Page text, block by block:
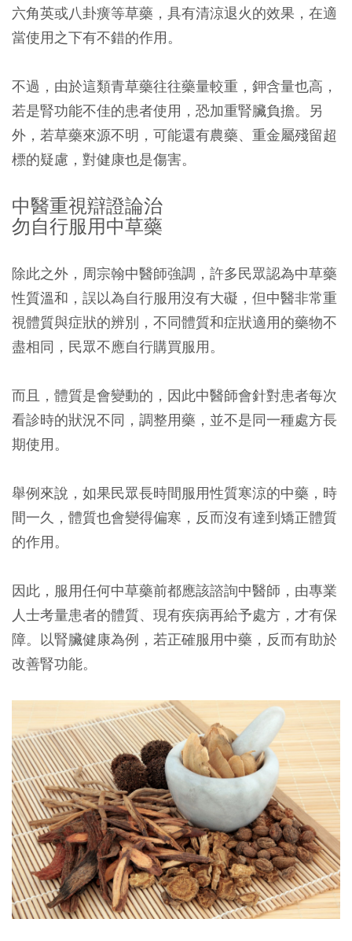
六角英或八卦癀等草藥，具有清涼退火的效果，在適
當使用之下有不錯的作用。
不過，由於這類青草藥往往藥量較重，鉀含量也高，
若是腎功能不佳的患者使用，恐加重腎臟負擔。另
外，若草藥來源不明，可能還有農藥、重金屬殘留超
標的疑慮，對健康也是傷害。
中醫重視辯證論治
勿自行服用中草藥
除此之外，周宗翰中醫師強調，許多民眾認為中草藥
性質溫和，誤以為自行服用沒有大礙，但中醫非常重
視體質與症狀的辨別，不同體質和症狀適用的藥物不
盡相同，民眾不應自行購買服用。
而且，體質是會變動的，因此中醫師會針對患者每次
看診時的狀況不同，調整用藥，並不是同一種處方長
期使用。
舉例來說，如果民眾長時間服用性質寒涼的中藥，時
間一久，體質也會變得偏寒，反而沒有達到矯正體質
的作用。
因此，服用任何中草藥前都應該諮詢中醫師，由專業
人士考量患者的體質、現有疾病再給予處方，才有保
障。以腎臟健康為例，若正確服用中藥，反而有助於
改善腎功能。